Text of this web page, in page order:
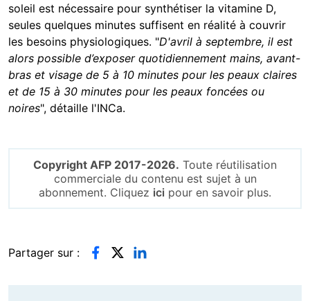
soleil est nécessaire pour synthétiser la vitamine D,
seules quelques minutes suffisent en réalité à couvrir
les besoins physiologiques. "D'avril à septembre, il est
alors possible d’exposer quotidiennement mains, avant-
bras et visage de 5 à 10 minutes pour les peaux claires
et de 15 à 30 minutes pour les peaux foncées ou
noires", détaille l'INCa.
Copyright AFP 2017-2026. Toute réutilisation
commerciale du contenu est sujet à un
abonnement. Cliquez ici pour en savoir plus.
Partager sur :